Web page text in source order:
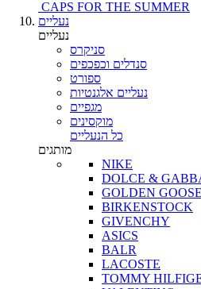
CAPS FOR THE SUMMER
נעליים
נעליים
סניקרס
סנדלים וכפכפים
ספורט
נעליים אלגנטיות
מגפיים
מוקסינים
כל הנעליים
מותגים
NIKE
DOLCE &
GOLDEN GOOSE
BIRKENSTOCK
GIVENCHY
ASICS
BALR
LACOSTE
TOMMY